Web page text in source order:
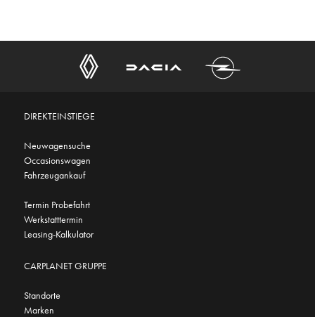
DIREKTEINSTIEGE
Neuwagensuche
Occasionswagen
Fahrzeugankauf
Termin Probefahrt
Werkstatttermin
Leasing-Kalkulator
CARPLANET GRUPPE
Standorte
Marken